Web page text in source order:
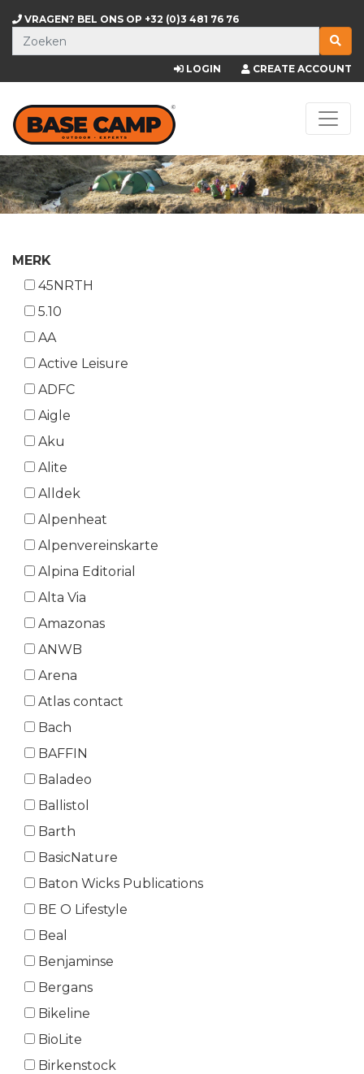
VRAGEN? BEL ONS OP +32 (0)3 481 76 76
LOGIN CREATE ACCOUNT
MERK
45NRTH
5.10
AA
Active Leisure
ADFC
Aigle
Aku
Alite
Alldek
Alpenheat
Alpenvereinskarte
Alpina Editorial
Alta Via
Amazonas
ANWB
Arena
Atlas contact
Bach
BAFFIN
Baladeo
Ballistol
Barth
BasicNature
Baton Wicks Publications
BE O Lifestyle
Beal
Benjaminse
Bergans
Bikeline
BioLite
Birkenstock